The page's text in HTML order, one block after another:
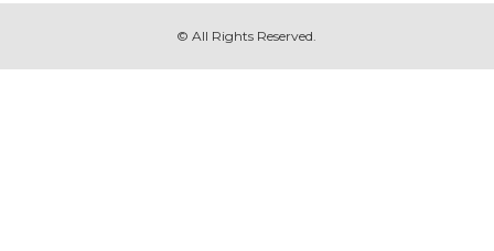
© All Rights Reserved.